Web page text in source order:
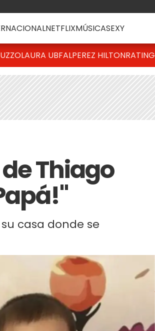
NETFLIXMÚSICASEXY
LAURA UBFALPEREZ HILTONRATING
Thiago
casa donde se